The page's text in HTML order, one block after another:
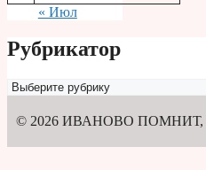
« Июл
Рубрикатор
Рубрикатор
© 2026 ИВАНОВО ПОМНИТ,